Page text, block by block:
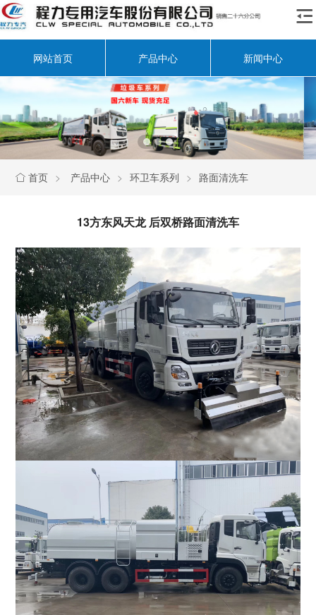

网站首页 产品中心 新闻中心
 首页 > 产品中心 > 环卫车系列 > 路面清洗车
13方东风天龙 后双桥路面清洗车